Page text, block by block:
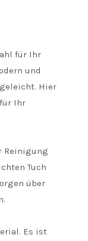
für Ihr
und
Hier
Ihr
Reinigung
Tuch
über
Es ist